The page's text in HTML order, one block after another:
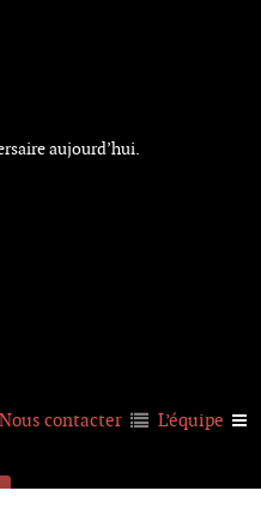
aujourd’hui.
L’équipe
Nous contacter